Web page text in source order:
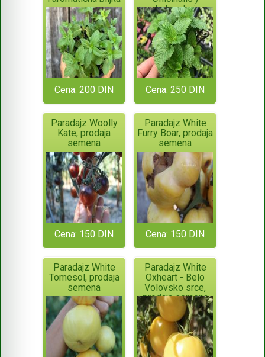
Cena: 200 DIN
Lekovita i
aromatična biljka,
manja sadnica
Cena: 250 DIN
Paradajz Woolly
Kate, prodaja
semena
Cena: 150 DIN
Paradajz White
Furry Boar, prodaja
semena
Cena: 150 DIN
Paradajz White
Tomesol, prodaja
semena
Paradajz White
Oxheart - Belo
Volovsko srce,
prodaja semena